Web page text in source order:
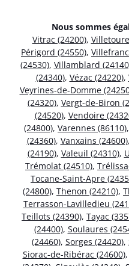
Nous sommes
Vitrac (24200),
Périgord (24550),
(24530), Villamblard
(24340), Vézac (24220),
Veyrines-de-Domme
(24320), Vergt-de-Biron
(24520), Vendoire
(24800), Varennes (86110),
(24360), Vanxains (24600),
(24190), Valeuil (24310),
Trémolat (24510),
Tocane-Saint-Apre
(24800), Thenon (24210),
Terrasson-Lavilledieu
Teillots (24390), Tayac
(24400), Soulaures
(24460), Sorges (24420),
Siorac-de-Ribérac (24600),